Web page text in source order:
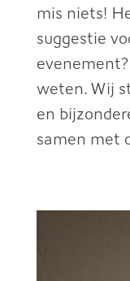
mis niets!
suggestie
weten. Wij
en
samen met